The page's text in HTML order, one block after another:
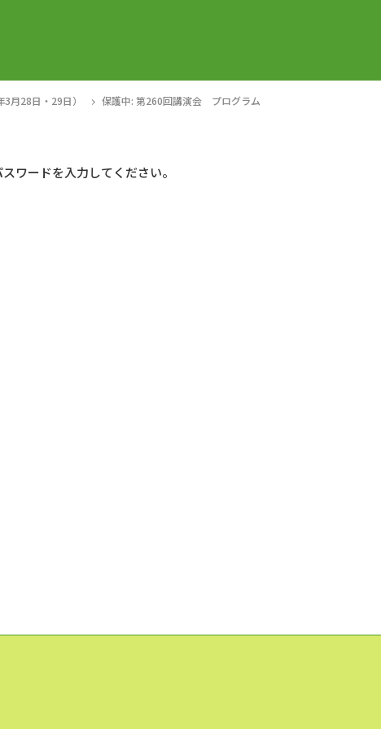
月28日・29日） 保護中: 第260回講演会 プログラム
ワードを入力してください。